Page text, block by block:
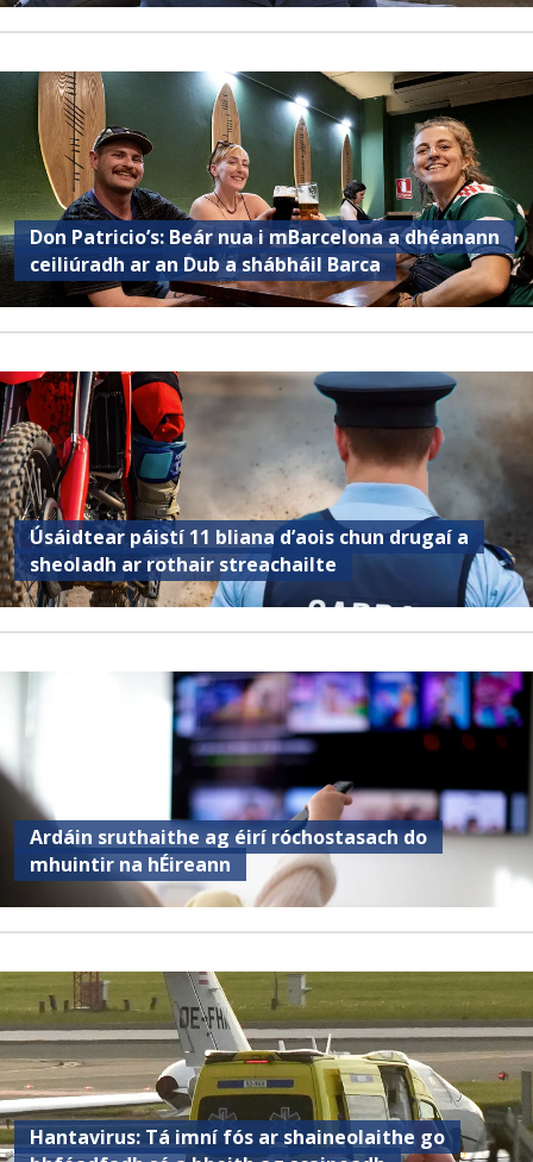
Don Patricio’s: Beár nua i mBarcelona a dhéanann
ceiliúradh ar an Dub a shábháil Barca
Úsáidtear páistí 11 bliana d’aois chun drugaí a
sheoladh ar rothair streachailte
Ardáin sruthaithe ag éirí róchostasach do
mhuintir na hÉireann
Hantavirus: Tá imní fós ar shaineolaithe go